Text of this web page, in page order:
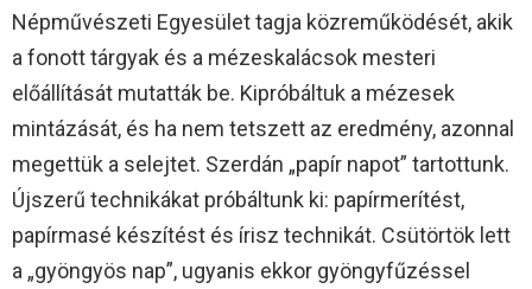
Népművészeti Egyesület tagja közreműködését, akik
a fonott tárgyak és a mézeskalácsok mesteri
előállítását mutatták be. Kipróbáltuk a mézesek
mintázását, és ha nem tetszett az eredmény, azonnal
megettük a selejtet. Szerdán „papír napot” tartottunk.
Újszerű technikákat próbáltunk ki: papírmerítést,
papírmasé készítést és írisz technikát. Csütörtök lett
a „gyöngyös nap”, ugyanis ekkor gyöngyfűzéssel